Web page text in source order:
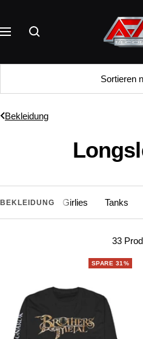
Inhalt
Navigation
AFM
Records
Sortieren
Bekleidung
BEKLEIDUNG
T-Shirts Girlies Tanks
33
SPARE 31%